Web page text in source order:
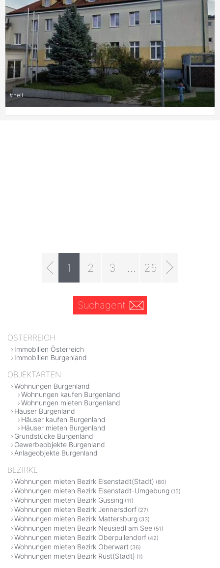
#hell
1 2 3 25
Suchagent
ÖSTERREICH
Immobilien Österreich
Immobilien Burgenland
OBJEKTARTEN
Wohnungen Burgenland
Wohnungen kaufen Burgenland
Wohnungen mieten Burgenland
Häuser Burgenland
Häuser kaufen Burgenland
Häuser mieten Burgenland
Grundstücke Burgenland
Gewerbeobjekte Burgenland
Anlageobjekte Burgenland
BEZIRKE
Wohnungen mieten Bezirk Eisenstadt(Stadt) (80)
Wohnungen mieten Bezirk Eisenstadt-Umgebung (15)
Wohnungen mieten Bezirk Güssing (11)
Wohnungen mieten Bezirk Jennersdorf (27)
Wohnungen mieten Bezirk Mattersburg (33)
Wohnungen mieten Bezirk Neusiedl am See (51)
Wohnungen mieten Bezirk Oberpullendorf (42)
Wohnungen mieten Bezirk Oberwart (36)
Wohnungen mieten Bezirk Rust(Stadt) (1)